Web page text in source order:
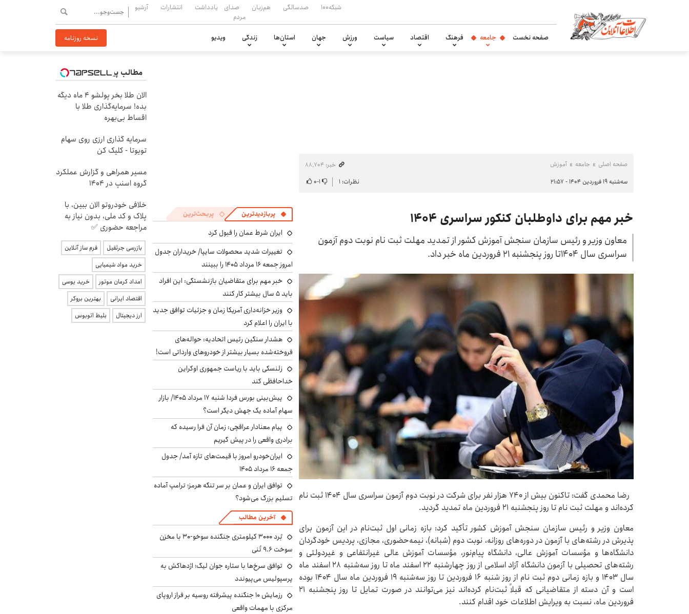
شبکه۱۰۰ صدسالگی هم‌زبان
صدای
مردم
یادداشت انتشارات آرشیو
صفحه نخست جامعه فرهنگ اقتصاد سیاست ورزش جهان استان‌ها زندگی ویدیو نسخه روزنامه
صفحه اصلی جامعه آموزش
خبر: ۸۸٬۷۰۴
سه‌شنبه ۱۹ فروردین ۱۴۰۴ - ۲۱:۵۷
نظرات: ۱ ۱-۰
خبر مهم برای داوطلبان کنکور سراسری ۱۴۰۴
معاون وزیر و رئیس سازمان سنجش آموزش کشور از تمدید مهلت ثبت نام نوبت دوم آزمون
سراسری سال ۱۴۰۴تا روز پنجشنبه ۲۱ فروردین ماه خبر داد.
رضا محمدی گفت: تاکنون بیش از ۷۴۰ هزار نفر برای شرکت در نوبت دوم آزمون سراسری سال ۱۴۰۴ ثبت نام
کرده‌اند و مهلت ثبت نام تا روز پنجشنبه ۲۱ فروردین ماه تمدید گردید.
معاون وزیر و رئیس سازمان سنجش آموزش کشور تأکید کرد: بازه زمانی اول ثبت‌نام‌ در این آزمون برای‌
پذیرش در رشته‌های با آزمون در دوره‌های‌ روزانه، نوبت دوم (شبانه)، نیمه‌حضوری، مجازی، پردیس خودگردان
دانشگاه‌ها و مؤسسات‌ آموزش‌ عالی، دانشگاه‌ پیام‌نور، مؤسسات‌ آموزش‌ عالی‌ غیرانتفاعی‌ و غیردولتی و
رشته‌های تحصیلی با آزمون دانشگاه آزاد اسلامی از روز چهارشنبه ۲۲ اسفند ماه تا روز سه‌شنبه ۲۸ اسفند ماه
سال ۱۴۰۳ و بازه زمانی دوم ثبت نام از روز شنبه ۱۶ فروردین تا روز سه‌شنبه ۱۹ فروردین ماه سال ۱۴۰۴ بوده
است و آن ‌دسته از متقاضیانی که قبلاً ثبت‌نام کرده‌اند نیز می‌توانند در صورت تمایل تا روز پنجشنبه ۲۱
فروردین ماه، نسبت به ویرایش اطلاعات خود اقدام کنند.
پربازدیدترین پربحث‌ترین
ایران شرط عمان را قبول کرد
تغییرات شدید محصولات سایپا/ خریداران جدول
امروز جمعه ۱۶ مرداد ۱۴۰۵ را ببینند
خبر مهم برای متقاضیان بازنشستگی: این افراد
باید ۵ سال بیشتر کار کنند
وزیر خزانه‌داری آمریکا زمان و جزئیات توافق جدید
با ایران را اعلام کرد
هشدار سنگین رئیس اتحادیه: حواله‌های
فروخته‌شده بسیار بیشتر از خودروهای وارداتی است!
زلنسکی باید با ریاست جمهوری اوکراین
خداحافظی کند
پیش‌بینی بورس فردا شنبه ۱۷ مرداد ۱۴۰۵/ بازار
سهام آماده یک جهش دیگر است؟
پیام معنادار عراقچی: زمان آن فرا رسیده که
برادری واقعی را در پیش گیریم
ایران‌خودرو امروز با قیمت‌های تازه آمد/ جدول
جمعه ۱۶ مرداد ۱۴۰۵
توافق ایران و عمان بر سر تنگه هرمز؛ ترامپ آماده
تسلیم بزرگ می‌شود؟
آخرین مطالب
بُرد ۳۰۰۰ کیلومتری جنگنده سوخو-۳۰ با مخزن
سوخت ۹.۶ تُنی
توافق سرخ‌ها با ستاره جوان لیگ؛ اژدهاکش به
پرسپولیس می‌پیوندد
رزمایش ۱۰ جنگنده پیشرفته روسیه بر فراز اروپای
مرکزی با مهمات واقعی
مطالب پیشنهادی
الان طلا بخر پولشو 4 ماه دیگه
بده! سرمایه‌گذاری طلا با
اقساط بی‌بهره
سرمایه گذاری ارزی روی سهام
تویوتا - کلیک کن
مسیر همراهی و گزارش عملکرد
گروه اسنپ در ۱۴۰۴
خلافی خودروتو الان ببین، با
پلاک و کد ملی، بدون نیاز به
مراجعه حضوری ✅
بازرسی جرثقیل
فرم ساز آنلاین
خرید مواد شیمیایی
امداد کرمان موتور
خرید یوسی
اقتصاد ایرانی
بهترین بروکر
ارز دیجیتال
بلیط اتوبوس